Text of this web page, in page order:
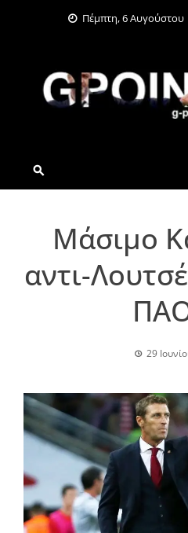
Πέμπτη, 6 Αυγούστου
G-
Μάσιμο
αντι-
29